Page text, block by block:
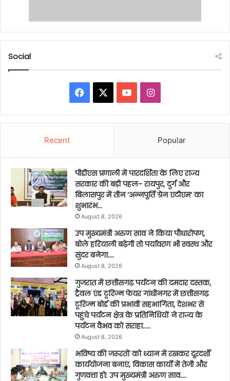
Social
Facebook YouTubeInstagram
Recent Popular
पीडीएस प्रणाली में पारदर्शिता के लिए राज्य
सरकार की बड़ी पहल- रायपुर, दुर्ग और
बिलासपुर में तीन ‘अन्नपूर्ति ग्रेन एटीएम‘ का
शुभारंभ…
August 8, 2026
उप मुख्यमंत्री अरुण साव ने किया पौधारोपण,
बोले हरियाली बढ़ेगी तो पर्यावरण भी स्वस्थ और
सुंदर बनेगा….
August 8, 2026
गुजरात में छत्तीसगढ़ पर्यटन की दमदार दस्तक,
ट्रैवल एंड टूरिज्म फेयर गांधीनगर में छत्तीसगढ़
टूरिज्म बोर्ड की प्रभावी सहभागिता, देशभर से
पहुंचे पर्यटन क्षेत्र के प्रतिनिधियों ने राज्य के
पर्यटन वैभव को सराहा…..
August 8, 2026
भविष्य की जरूरतों को ध्यान में रखकर दूरदर्शी
कार्ययोजना बनाएं, विकास कार्यों में तेजी और
गुणवत्ता हो: उप मुख्यमंत्री अरुण साव….